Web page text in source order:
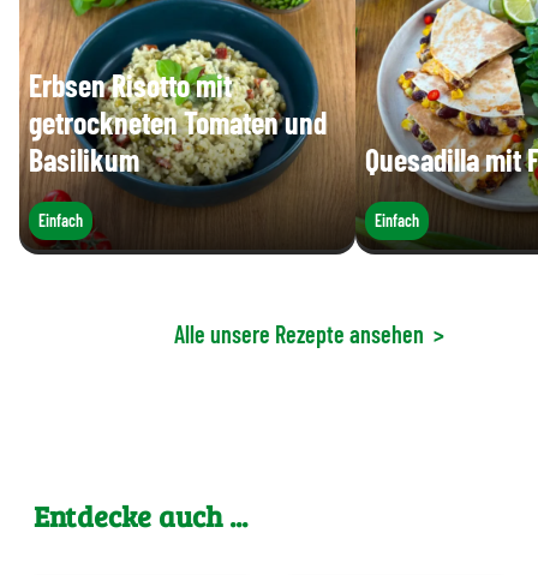
Erbsen Risotto mit
getrockneten Tomaten und
Basilikum
Einfach
Quesadilla mit
Einfach
Alle unsere Rezepte ansehen >
Entdecke auch ...